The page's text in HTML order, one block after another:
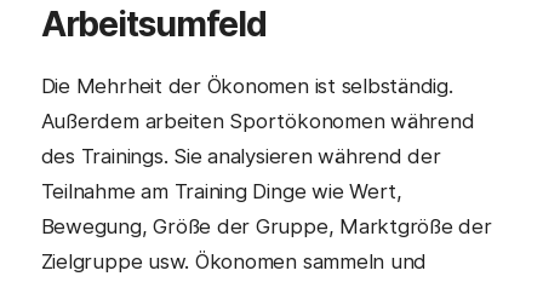
Arbeitsumfeld
Die Mehrheit der Ökonomen ist selbständig.
Außerdem arbeiten Sportökonomen während
des Trainings. Sie analysieren während der
Teilnahme am Training Dinge wie Wert,
Bewegung, Größe der Gruppe, Marktgröße der
Zielgruppe usw. Ökonomen sammeln und